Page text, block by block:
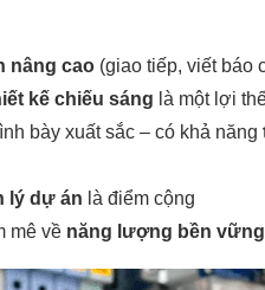
nâng cao (giao tiếp, viết báo
kế chiếu sáng là một lợi
bày xuất sắc – có khả năng
lý dự án là điểm cộng
mê về năng lượng bền vững